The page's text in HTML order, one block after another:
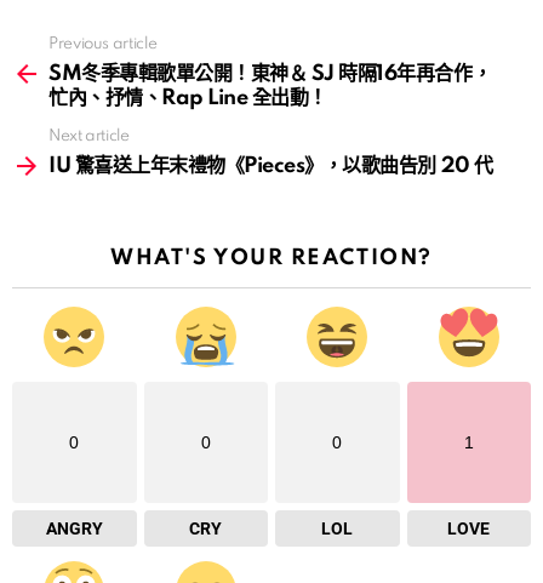
more
Previous article
SM冬季專輯歌單公開！東神＆ SJ 時隔16年再合作，
忙內、抒情、Rap Line 全出動！
Next article
IU 驚喜送上年末禮物《Pieces》，以歌曲告別 20 代
WHAT'S YOUR REACTION?
0
ANGRY
0
CRY
0
LOL
1
LOVE